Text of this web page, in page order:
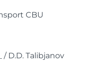
CBU
/ D.D. Talibjanov